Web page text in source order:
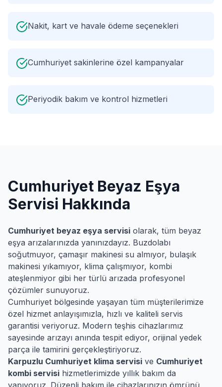
Nakit, kart ve havale ödeme seçenekleri
Cumhuriyet sakinlerine özel kampanyalar
Periyodik bakım ve kontrol hizmetleri
Cumhuriyet Beyaz Eşya
Servisi Hakkında
Cumhuriyet beyaz eşya servisi olarak, tüm beyaz
eşya arızalarınızda yanınızdayız. Buzdolabı
soğutmuyor, çamaşır makinesi su almıyor, bulaşık
makinesi yıkamıyor, klima çalışmıyor, kombi
ateşlenmiyor gibi her türlü arızada profesyonel
çözümler sunuyoruz.
Cumhuriyet bölgesinde yaşayan tüm müşterilerimize
özel hizmet anlayışımızla, hızlı ve kaliteli servis
garantisi veriyoruz. Modern teşhis cihazlarımız
sayesinde arızayı anında tespit ediyor, orijinal yedek
parça ile tamirini gerçekleştiriyoruz.
Karpuzlu Cumhuriyet klima servisi ve Cumhuriyet
kombi servisi hizmetlerimizde yıllık bakım da
yapıyoruz. Düzenli bakım ile cihazlarınızın ömrünü